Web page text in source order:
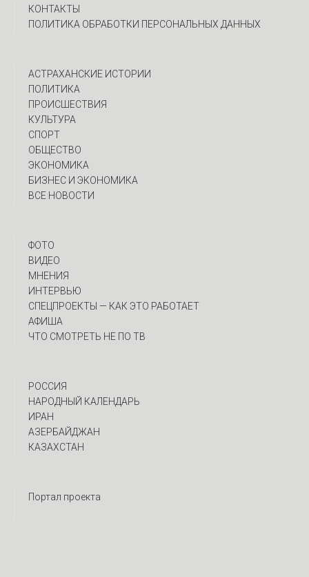
КОНТАКТЫ
ПОЛИТИКА ОБРАБОТКИ ПЕРСОНАЛЬНЫХ ДАННЫХ
АСТРАХАНСКИЕ ИСТОРИИ
ПОЛИТИКА
ПРОИСШЕСТВИЯ
КУЛЬТУРА
СПОРТ
ОБЩЕСТВО
ЭКОНОМИКА
БИЗНЕС И ЭКОНОМИКА
ВСЕ НОВОСТИ
ФОТО
ВИДЕО
МНЕНИЯ
ИНТЕРВЬЮ
CПЕЦПРОЕКТЫ — КАК ЭТО РАБОТАЕТ
АФИША
ЧТО СМОТРЕТЬ НЕ ПО ТВ
РОССИЯ
НАРОДНЫЙ КАЛЕНДАРЬ
ИРАН
АЗЕРБАЙДЖАН
КАЗАХСТАН
Портал проекта